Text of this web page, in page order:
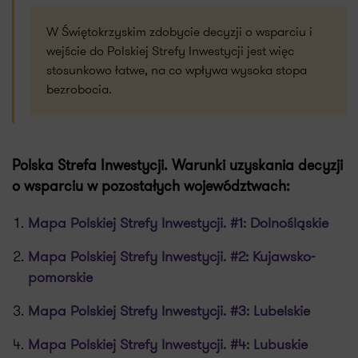
W Świętokrzyskim zdobycie decyzji o wsparciu i
wejście do Polskiej Strefy Inwestycji jest więc
stosunkowo łatwe, na co wpływa wysoka stopa
bezrobocia.
Polska Strefa Inwestycji. Warunki uzyskania decyzji
o wsparciu w pozostałych województwach:
Mapa Polskiej Strefy Inwestycji. #1: Dolnośląskie
Mapa Polskiej Strefy Inwestycji. #2: Kujawsko-
pomorskie
Mapa Polskiej Strefy Inwestycji. #3: Lubelskie
Mapa Polskiej Strefy Inwestycji. #4: Lubuskie